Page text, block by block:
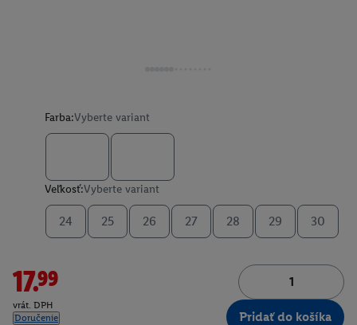
Farba:Vyberte variant
Veľkosť:Vyberte variant
24 25 26 27 28 29 30
17.99
vrát. DPH
Doručenie
Pridať do košíka